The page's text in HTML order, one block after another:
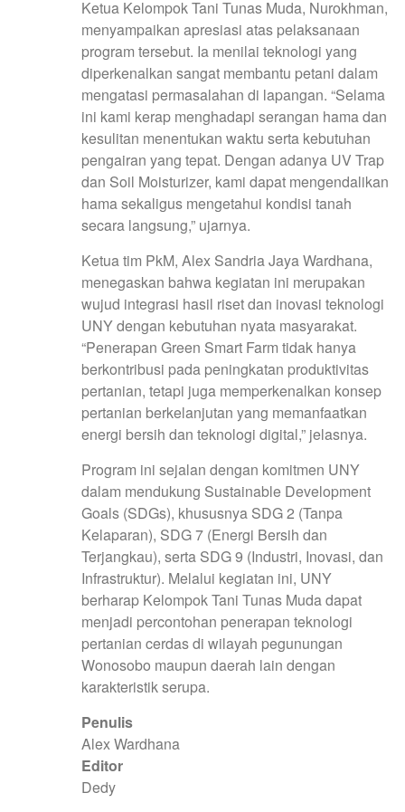
Ketua Kelompok Tani Tunas Muda, Nurokhman,
menyampaikan apresiasi atas pelaksanaan
program tersebut. Ia menilai teknologi yang
diperkenalkan sangat membantu petani dalam
mengatasi permasalahan di lapangan. “Selama
ini kami kerap menghadapi serangan hama dan
kesulitan menentukan waktu serta kebutuhan
pengairan yang tepat. Dengan adanya UV Trap
dan Soil Moisturizer, kami dapat mengendalikan
hama sekaligus mengetahui kondisi tanah
secara langsung,” ujarnya.
Ketua tim PkM, Alex Sandria Jaya Wardhana,
menegaskan bahwa kegiatan ini merupakan
wujud integrasi hasil riset dan inovasi teknologi
UNY dengan kebutuhan nyata masyarakat.
“Penerapan Green Smart Farm tidak hanya
berkontribusi pada peningkatan produktivitas
pertanian, tetapi juga memperkenalkan konsep
pertanian berkelanjutan yang memanfaatkan
energi bersih dan teknologi digital,” jelasnya.
Program ini sejalan dengan komitmen UNY
dalam mendukung Sustainable Development
Goals (SDGs), khususnya SDG 2 (Tanpa
Kelaparan), SDG 7 (Energi Bersih dan
Terjangkau), serta SDG 9 (Industri, Inovasi, dan
Infrastruktur). Melalui kegiatan ini, UNY
berharap Kelompok Tani Tunas Muda dapat
menjadi percontohan penerapan teknologi
pertanian cerdas di wilayah pegunungan
Wonosobo maupun daerah lain dengan
karakteristik serupa.
Penulis
Alex Wardhana
Editor
Dedy